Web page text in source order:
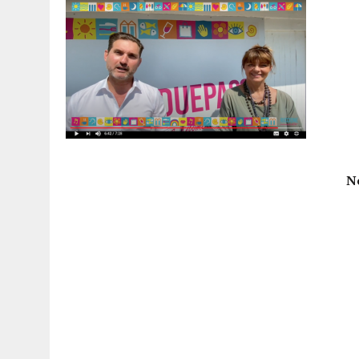
15 DICEMBRE 2025 | PANETTONI, TORRONE E CONTRO-PANETTONE:
11 DICEMBRE 2025 | LA GUIDA FLOS OLEI INCORONA I “MAGNIFICI 7”
11 DICEMBRE 2025
DANTE ALIGHIERI E L’USO DI PAPAVERINA: ECCO
10 DICEMBRE 2025
MONTESCUDO, AL TEATRO ROSASPINA PRIMA
6 DICEMBRE 2025 | CATTOLICA, I FRATELLI RAUCCI CONFERMANO LA
1 AGOSTO 2026 | A CATTOLICA APRE “RAVEN”: IL PRIMO “DRINK PLAY